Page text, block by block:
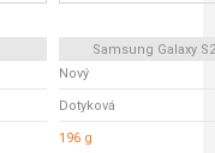
Samsung Galaxy
Nový
Dotyková
196 g